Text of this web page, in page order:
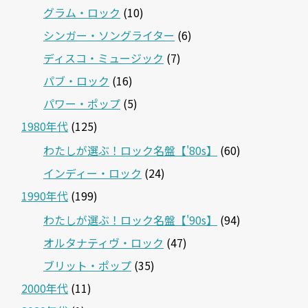
グラム・ロック (10)
シンガー・ソングライター (6)
ディスコ・ミュージック (7)
パブ・ロック (16)
パワー・ポップ (5)
1980年代 (125)
わたしが選ぶ！ロック名盤【'80s】
(60)
インディー・ロック (24)
1990年代 (199)
わたしが選ぶ！ロック名盤【'90s】
(94)
オルタナティヴ・ロック (47)
ブリット・ポップ (35)
2000年代 (11)